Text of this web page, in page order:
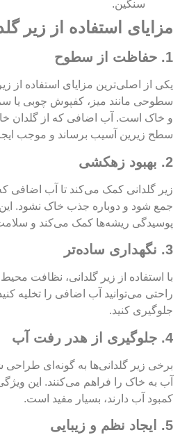
سنگین.
مزایای استفاده از زیر
1. حفاظت از سطوح
یکی از اصلی‌ترین مزایای استفاده از
سطوحی مانند میز، کفپوش چوبی یا
و خاک است. آب اضافی که از گلدان
سطح زیرین آسیب برساند و موجب
2. بهبود زهکشی
زیر گلدانی کمک می‌کند تا آب اضافی
جمع شود و دوباره جذب خاک نشود.
پوسیدگی ریشه‌ها کمک می‌کند و
3. نگهداری ساده‌تر
با استفاده از زیر گلدانی، نظافت
راحتی می‌توانید آب اضافی را تخلیه
جلوگیری کنید.
4. جلوگیری از هدر رفت آب
برخی زیر گلدانی‌ها به گونه‌ای
آب به خاک را فراهم می‌کنند. این
کمبود آب دارند، بسیار مفید است.
5. ایجاد نظم و زیبایی